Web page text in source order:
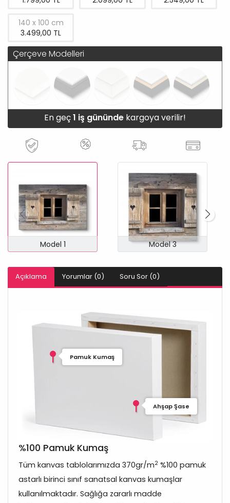
140 x 100 cm
3.499,00 TL
Çerçeve Modelleri
En geç1 iş gününde kargoya verilir!
Model 1 Model 3
Açıklama Yorumlar (0) Soru Sor (0)
Pamuk Kumaş
Ahşap Şase
%100 Pamuk Kumaş
Tüm kanvas tablolarımızda 370gr/m2 %100 pamuk
astarlı birinci sınıf sanatsal kanvas kumaşlar
kullanılmaktadır. Sağlığa zararlı madde